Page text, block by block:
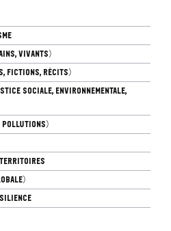
VIVANTS)
FICTIONS, RÉCITS)
SOCIALE, ENVIRONNEMENTALE,
POLLUTIONS)